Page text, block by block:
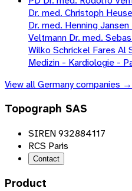
Dr. med. Christoph
Dr. med. Henning
Veltmann Dr. med.
Wilko Schrickel Fares Al
Medizin - Kardiologie -
View allGermanycompanies →
Topograph SAS
SIREN 932884117
RCS Paris
Contact
Product